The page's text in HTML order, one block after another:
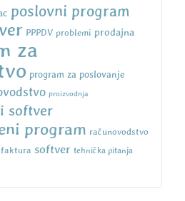
poslovni program
PPPDV problemi prodajna
za
program za poslovanje
proizvodnja
softver
program računovodstvo
softver tehnička pitanja